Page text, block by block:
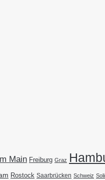
Main Freiburg Graz
Rostock Saarbrücken Schweiz